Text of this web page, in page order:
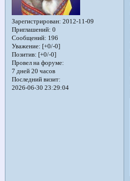
Зарегистрирован: 2012-11-09
Приглашений: 0
Сообщений: 196
Уважение: [+0/-0]
Позитив: [+0/-0]
Провел на форуме:
7 дней 20 часов
Последний визит:
2026-06-30 23:29:04